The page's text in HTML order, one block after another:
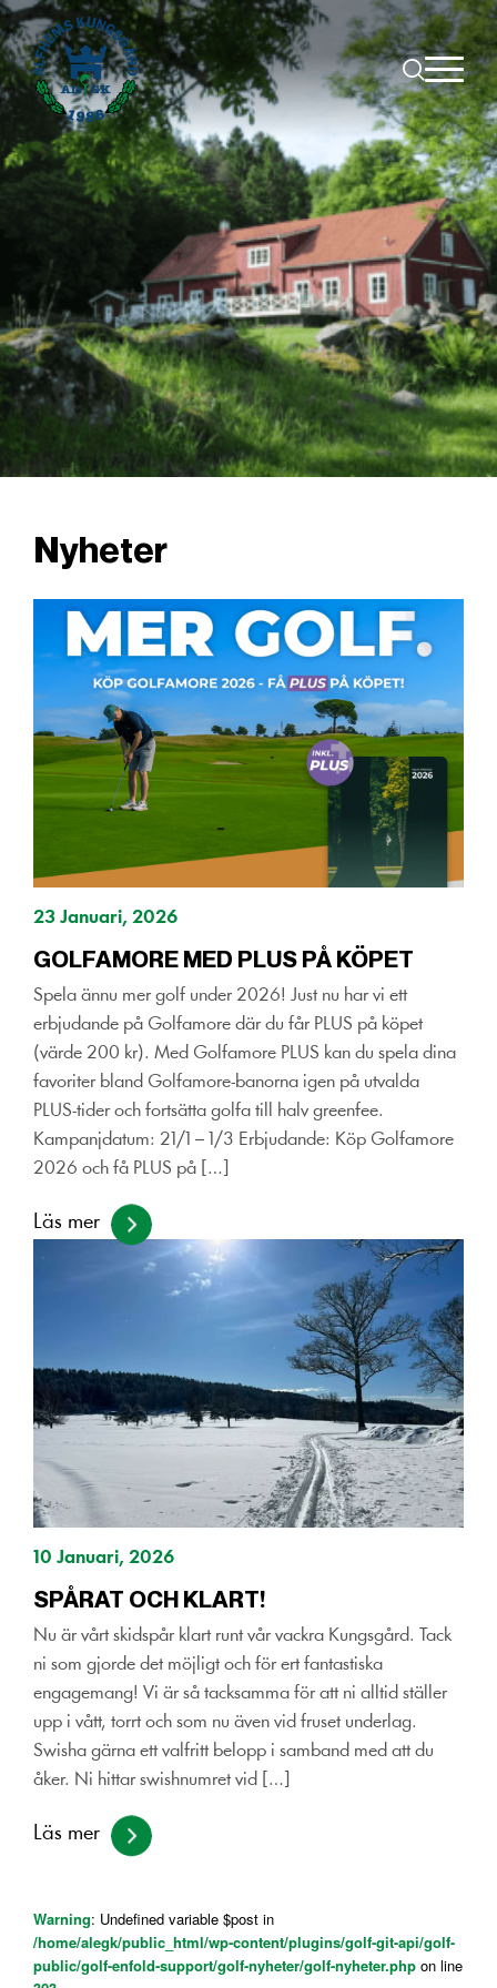
Nyheter
23 Januari, 2026
GOLFAMORE MED PLUS PÅ KÖPET
Spela ännu mer golf under 2026! Just nu har vi ett
erbjudande på Golfamore där du får PLUS på köpet
(värde 200 kr). Med Golfamore PLUS kan du spela dina
favoriter bland Golfamore-banorna igen på utvalda
PLUS-tider och fortsätta golfa till halv greenfee.
Kampanjdatum: 21/1 – 1/3 Erbjudande: Köp Golfamore
2026 och få PLUS på […]
Läs mer
10 Januari, 2026
SPÅRAT OCH KLART!
Nu är vårt skidspår klart runt vår vackra Kungsgård. Tack
ni som gjorde det möjligt och för ert fantastiska
engagemang! Vi är så tacksamma för att ni alltid ställer
upp i vått, torrt och som nu även vid fruset underlag.
Swisha gärna ett valfritt belopp i samband med att du
åker. Ni hittar swishnumret vid […]
Läs mer
Warning: Undefined variable $post in
/home/alegk/public_html/wp-content/plugins/golf-git-api/golf-
public/golf-enfold-support/golf-nyheter/golf-nyheter.php on line